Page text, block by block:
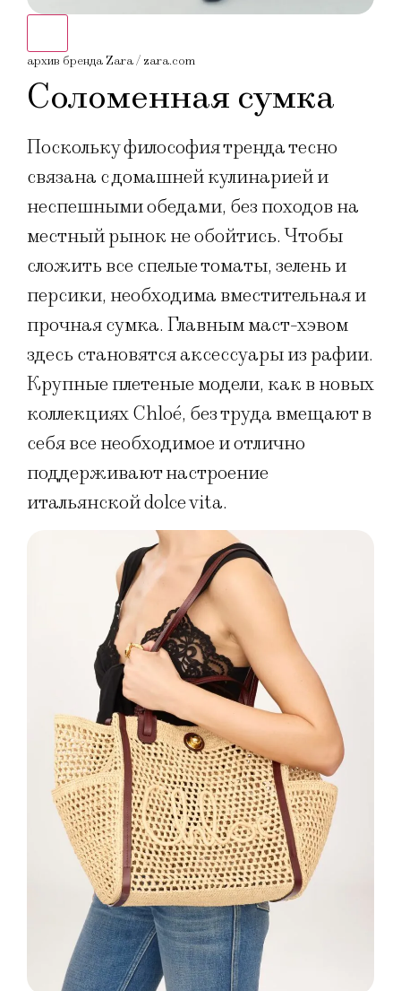
архив бренда Zara / zara.com
Соломенная сумка
Поскольку философия тренда тесно
связана с домашней кулинарией и
неспешными обедами, без походов на
местный рынок не обойтись. Чтобы
сложить все спелые томаты, зелень и
персики, необходима вместительная и
прочная сумка. Главным маст-хэвом
здесь становятся аксессуары из рафии.
Крупные плетеные модели, как в новых
коллекциях Chloé, без труда вмещают в
себя все необходимое и отлично
поддерживают настроение
итальянской dolce vita.